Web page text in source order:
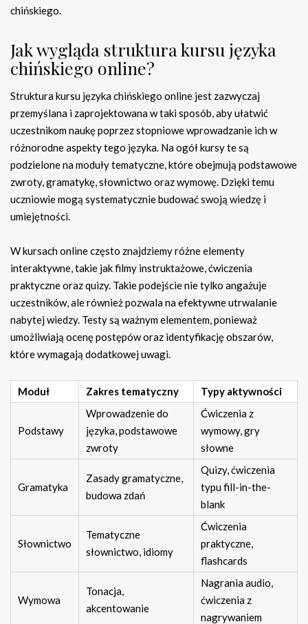
chińskiego.
Jak wygląda struktura kursu języka
chińskiego online?
Struktura kursu języka chińskiego online jest zazwyczaj
przemyślana i zaprojektowana w taki sposób, aby ułatwić
uczestnikom naukę poprzez stopniowe wprowadzanie ich w
różnorodne aspekty tego języka. Na ogół kursy te są
podzielone na moduły tematyczne, które obejmują podstawowe
zwroty, gramatykę, słownictwo oraz wymowę. Dzięki temu
uczniowie mogą systematycznie budować swoją wiedzę i
umiejętności.
W kursach online często znajdziemy różne elementy
interaktywne, takie jak filmy instruktażowe, ćwiczenia
praktyczne oraz quizy. Takie podejście nie tylko angażuje
uczestników, ale również pozwala na efektywne utrwalanie
nabytej wiedzy. Testy są ważnym elementem, ponieważ
umożliwiają ocenę postępów oraz identyfikację obszarów,
które wymagają dodatkowej uwagi.
Moduł Zakres tematyczny Typy aktywności
Podstawy
Wprowadzenie do
języka, podstawowe
zwroty
Ćwiczenia z
wymowy, gry
słowne
Gramatyka
Zasady gramatyczne,
budowa zdań
Quizy, ćwiczenia
typu fill-in-the-
blank
Słownictwo
Tematyczne
słownictwo, idiomy
Ćwiczenia
praktyczne,
flashcards
Wymowa
Tonacja,
akcentowanie
Nagrania audio,
ćwiczenia z
nagrywaniem